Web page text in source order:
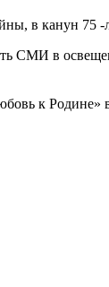
в канун 75
СМИ в
к